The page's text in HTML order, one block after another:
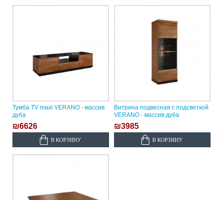
Тумба TV maxi VERANO - массив
дуба
₪6626
В КОРЗИНУ
Витрина подвесная с подсветкой
VERANO - массив дуба
₪3985
В КОРЗИНУ